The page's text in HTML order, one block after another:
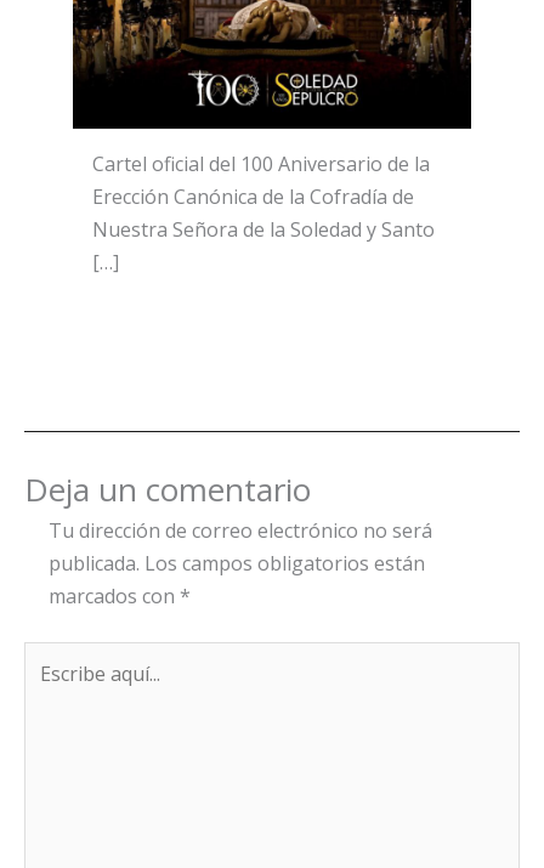
Cartel oficial del 100 Aniversario de la
Erección Canónica de la Cofradía de
Nuestra Señora de la Soledad y Santo
[…]
Deja un comentario
Tu dirección de correo electrónico no será
publicada. Los campos obligatorios están
marcados con *
aquí...